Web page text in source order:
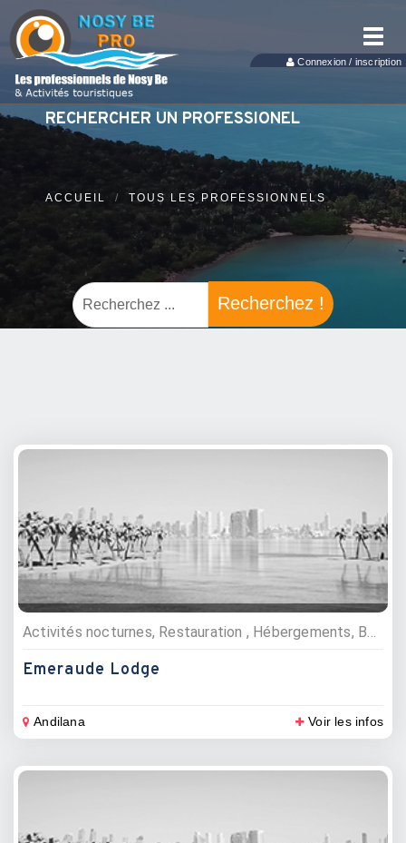
Connexion / inscription
RECHERCHER UN PROFESSIONEL
ACCUEIL TOUS LES PROFESSIONNELS
Recherchez !
Activités nocturnes, Restauration , Hébergements, Bars, Restaurants, Lodges
Emeraude Lodge
Andilana Voir les infos